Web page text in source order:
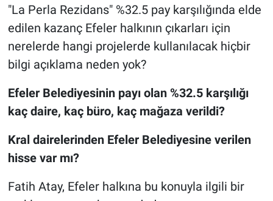
"La Perla Rezidans" %32.5 pay karşılığında elde
edilen kazanç Efeler halkının çıkarları için
nerelerde hangi projelerde kullanılacak hiçbir
bilgi açıklama neden yok?
Efeler Belediyesinin payı olan %32.5 karşılığı
kaç daire, kaç büro, kaç mağaza verildi?
Kral dairelerinden Efeler Belediyesine verilen
hisse var mı?
Fatih Atay, Efeler halkına bu konuyla ilgili bir